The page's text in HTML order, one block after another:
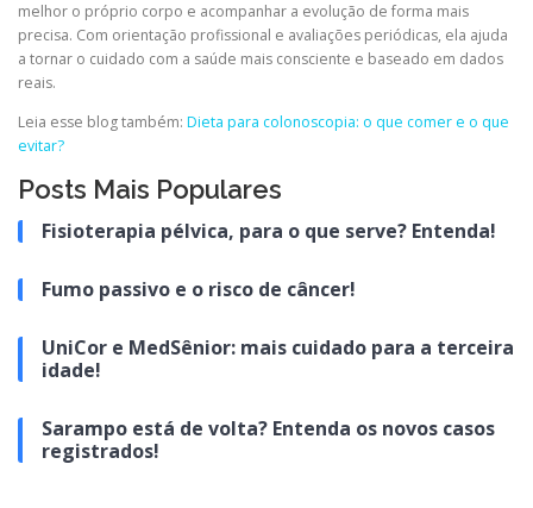
melhor o próprio corpo e acompanhar a evolução de forma mais
precisa. Com orientação profissional e avaliações periódicas, ela ajuda
a tornar o cuidado com a saúde mais consciente e baseado em dados
reais.
Leia esse blog também: Dieta para colonoscopia: o que comer e o que
evitar?
Posts Mais Populares
Fisioterapia pélvica, para o que serve? Entenda!
Fumo passivo e o risco de câncer!
UniCor e MedSênior: mais cuidado para a terceira
idade!
Sarampo está de volta? Entenda os novos casos
registrados!